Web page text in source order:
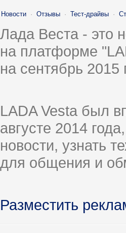
Новости · Отзывы · Тест-драйвы ·
Лада Веста - это
на платформе
на сентябрь
LADA Vesta был
августе 2014
новости, узнать
для общения и
Разместить